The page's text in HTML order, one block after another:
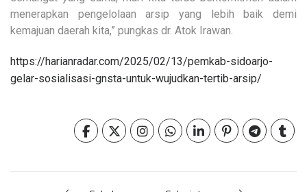
menerapkan pengelolaan arsip yang lebih baik demi
kemajuan daerah kita,” pungkas dr. Atok Irawan.
https://harianradar.com/2025/02/13/pemkab-sidoarjo-
gelar-sosialisasi-gnsta-untuk-wujudkan-tertib-arsip/